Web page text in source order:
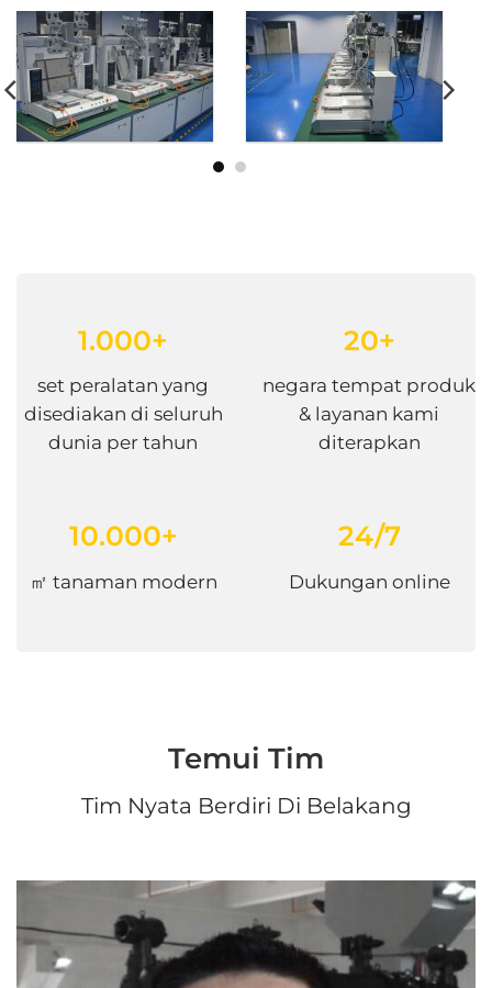
1.000+
set peralatan yang
disediakan di seluruh
dunia per tahun
20+
negara tempat produk
& layanan kami
diterapkan
10.000+
㎡ tanaman modern
24/7
Dukungan online
Temui Tim
Tim Nyata Berdiri Di Belakang